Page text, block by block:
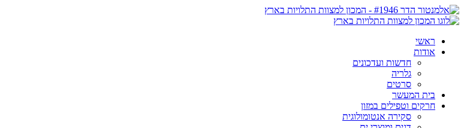
ראשי
אודות
חדשות ועדכונים
גלריה
סרטים
בית המעשר
חרקים וטפילים במזון
סקירה אנטומולוגית